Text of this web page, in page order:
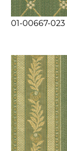
01-00667-023